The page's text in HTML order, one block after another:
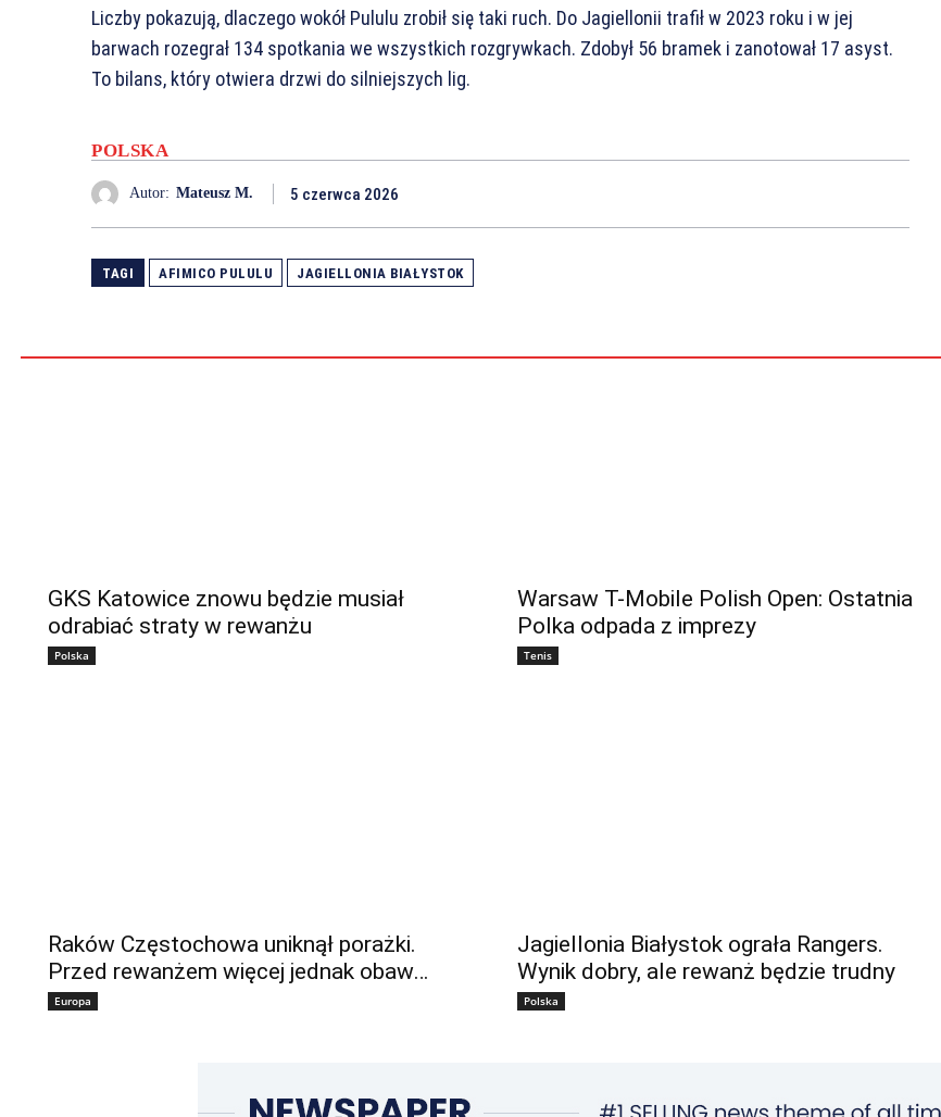
Liczby pokazują, dlaczego wokół Pululu zrobił się taki ruch. Do Jagiellonii trafił w 2023 roku i w jej
barwach rozegrał 134 spotkania we wszystkich rozgrywkach. Zdobył 56 bramek i zanotował 17 asyst.
To bilans, który otwiera drzwi do silniejszych lig.
POLSKA
Autor: Mateusz M. 5 czerwca 2026
TAGI AFIMICO PULULU JAGIELLONIA BIAŁYSTOK
GKS Katowice znowu będzie musiał
odrabiać straty w rewanżu
Polska
Warsaw T-Mobile Polish Open: Ostatnia
Polka odpada z imprezy
Tenis
Raków Częstochowa uniknął porażki.
Przed rewanżem więcej jednak obaw…
Europa
Jagiellonia Białystok ograła Rangers.
Wynik dobry, ale rewanż będzie trudny
Polska